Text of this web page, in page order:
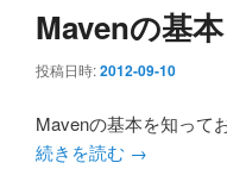
Mavenの基本
投稿日時:2012-09-10
Mavenの基本を知って
続きを読む →